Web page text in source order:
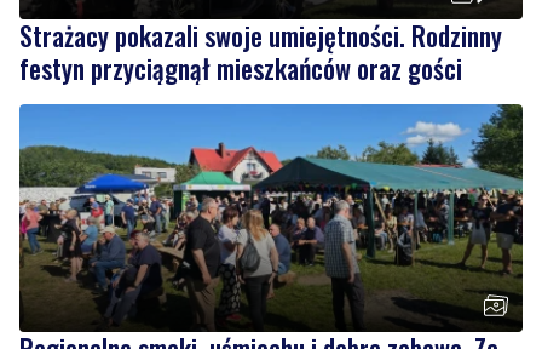
Regionalne smaki, uśmiechu i dobra zabawa. Za
nami Dzień Kaszubskiego Ogórka
Wiadomości